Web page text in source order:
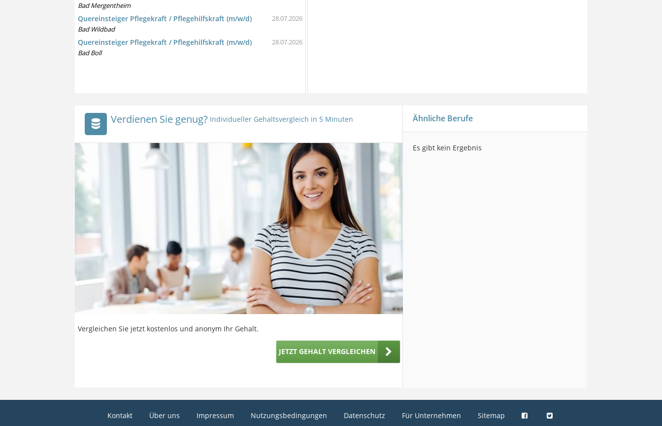
Bad Mergentheim
Quereinsteiger Pflegekraft / Pflegehilfskraft (m/w/d)
Bad Wildbad
28.07.2026
Quereinsteiger Pflegekraft / Pflegehilfskraft (m/w/d)
Bad Boll
28.07.2026
Verdienen Sie genug? Individueller Gehaltsvergleich in 5 Minuten
Vergleichen Sie jetzt kostenlos und anonym Ihr Gehalt.
JETZT GEHALT VERGLEICHEN
Ähnliche Berufe
Es gibt kein Ergebnis
Kontakt Über uns Impressum Nutzungsbedingungen Datenschutz Für Unternehmen Sitemap